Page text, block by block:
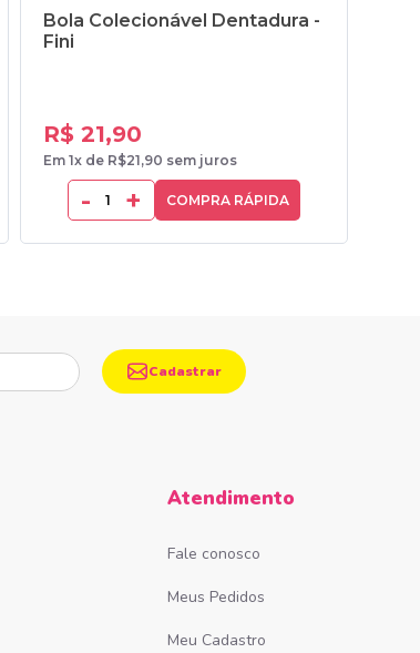
Bola Colecionável Dentadura -
Fini
R$ 21,90
Em 1x de R$21,90 sem juros
- + COMPRA RÁPIDA
Cadastrar
Atendimento
Fale conosco
Meus Pedidos
Meu Cadastro